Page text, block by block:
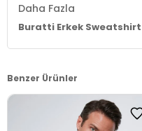
Daha Fazla
Buratti Erkek Sweatshirt
Benzer Ürünler